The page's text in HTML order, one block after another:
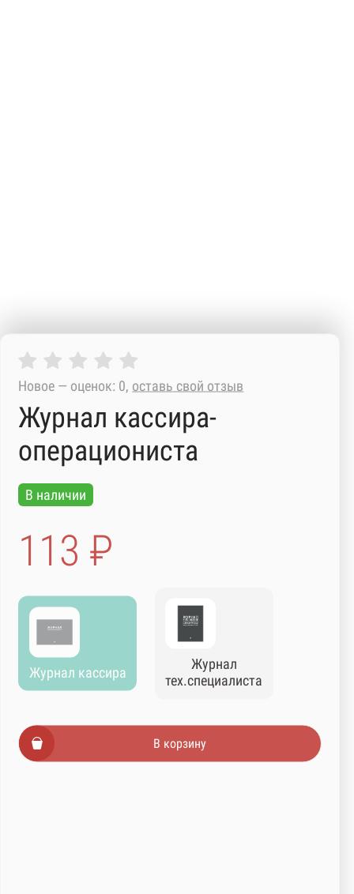
Новое — оценок: 0, оставь свой отзыв
Журнал кассира-
операциониста
В наличии
113 ₽
Журнал кассира
Журнал
тех.специалиста
В корзину